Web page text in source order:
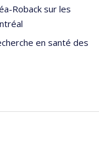
Roback sur les
en santé des